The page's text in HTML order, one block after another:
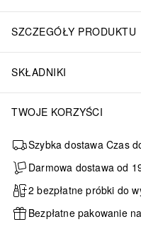
SZCZEGÓŁY PRODUKTU
SKŁADNIKI
TWOJE KORZYŚCI
Szybka dostawa Czas
Darmowa dostawa od
2 bezpłatne próbki do
Bezpłatne pakowanie